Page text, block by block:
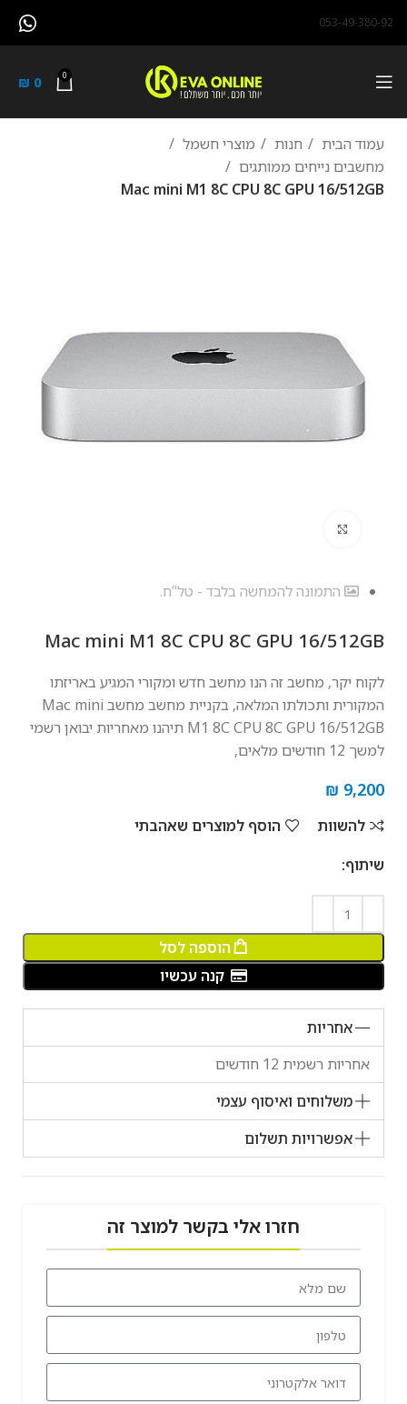
053-49-380-92
0
₪ 0
עמוד הבית חנות
מוצרי חשמל
מחשבים נייחים ממותגים
Mac mini M1 8C CPU 8C GPU 16/512GB
התמונה להמחשה בלבד - טל"ח.
Mac mini M1 8C CPU 8C GPU 16/512GB
לקוח יקר, מחשב זה הנו מחשב חדש ומקורי המגיע באריזתו
המקורית ותכולתו המלאה, בקניית מחשב מחשב Mac mini
M1 8C CPU 8C GPU 16/512GB תיהנו מאחריות יבואן רשמי
למשך 12 חודשים מלאים,
₪ 9,200
להשוות
הוסף למוצרים שאהבתי
שיתוף:
הוספה לסל
קנה עכשיו
אחריות
אחריות רשמית 12 חודשים
משלוחים ואיסוף עצמי
אפשרויות תשלום
חזרו אלי בקשר למוצר זה